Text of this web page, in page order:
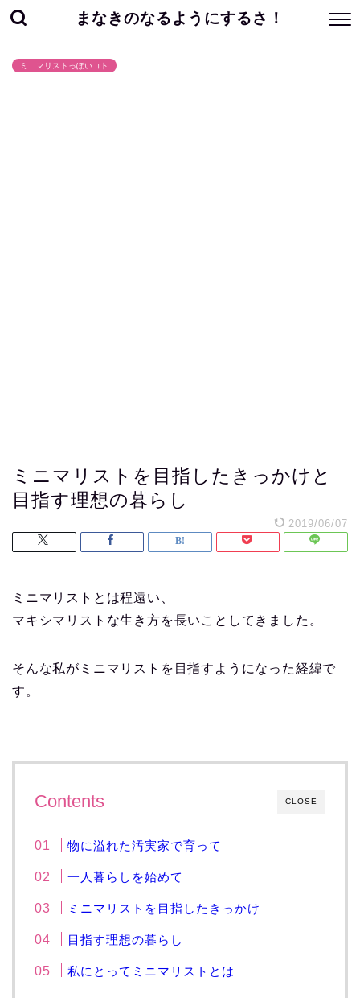
まなきのなるようにするさ！
ミニマリストっぽいコト
ミニマリストを目指したきっかけと
目指す理想の暮らし
2019/06/07
ミニマリストとは程遠い、
マキシマリストな生き方を長いことしてきました。
そんな私がミニマリストを目指すようになった経緯で
す。
CLOSE
Contents
物に溢れた汚実家で育って
一人暮らしを始めて
ミニマリストを目指したきっかけ
目指す理想の暮らし
私にとってミニマリストとは